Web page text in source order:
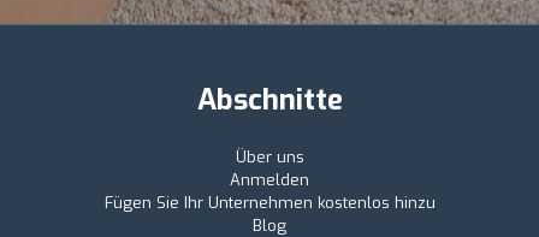
Abschnitte
Über uns
Anmelden
Fügen Sie Ihr Unternehmen kostenlos hinzu
Blog